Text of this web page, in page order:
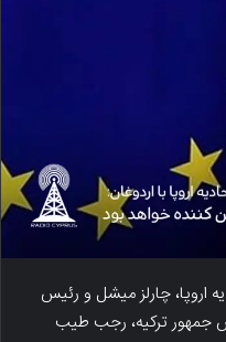
اروپا، چارلز میشل و رئیس
جمهور ترکیه، رجب طیب